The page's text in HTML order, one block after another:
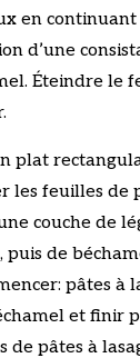
en continuant
d’une
Éteindre le
plat
les feuilles de
couche de
puis de
pâtes à
et finir
de pâtes à